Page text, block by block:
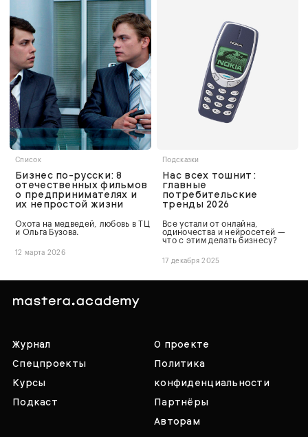
Список
Бизнес по-русски: 8
отечественных фильмов
о предпринимателях и
их непростой жизни
Охота на медведей, любовь в ТЦ
и Ольга Бузова.
12 марта 2026
Подсказки
Нас всех тошнит:
главные
потребительские
тренды 2026
Все устали от онлайна,
одиночества и нейросетей —
что с этим делать бизнесу?
17 декабря 2025
Журнал
Спецпроекты
Курсы
Подкаст
О проекте
Политика
конфиденциальности
Партнёры
Авторам